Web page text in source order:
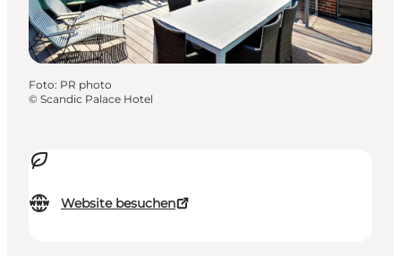
Website besuchen
Foto: PR photo
© Scandic Palace Hotel